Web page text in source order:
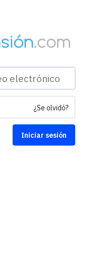
¿Se olvidó?